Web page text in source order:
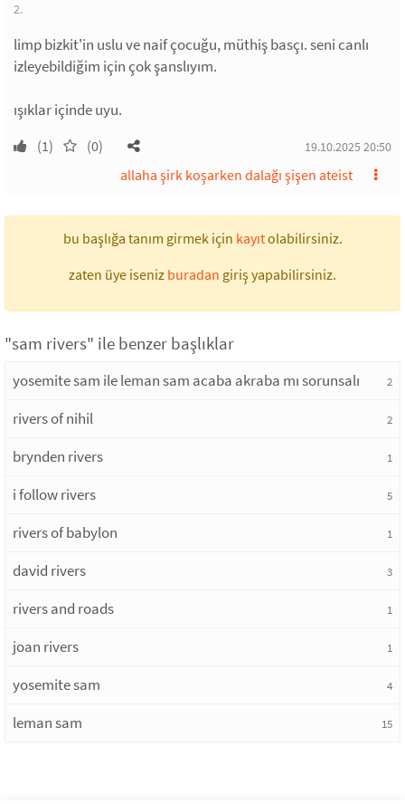
2.
limp bizkit'in uslu ve naif çocuğu, müthiş basçı. seni canlı
izleyebildiğim için çok şanslıyım.
ışıklar içinde uyu.
(1) (0) 19.10.2025 20:50
allaha şirk koşarken dalağı şişen ateist
bu başlığa tanım girmek için kayıtolabilirsiniz.
zaten üye iseniz buradan giriş yapabilirsiniz.
"sam rivers" ile benzer başlıklar
yosemite sam ile leman sam acaba akraba mı sorunsalı 2
rivers of nihil 2
brynden rivers 1
i follow rivers 5
rivers of babylon 1
david rivers 3
rivers and roads 1
joan rivers 1
yosemite sam 4
leman sam 15